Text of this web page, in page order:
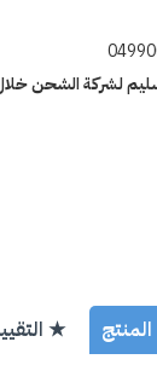
لشركة الشحن
★